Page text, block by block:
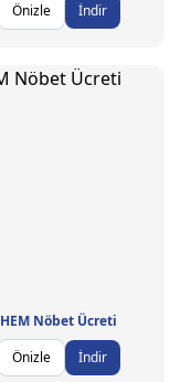
Önizle
İndir
HEM Nöbet Ücreti
Önizle
İndir